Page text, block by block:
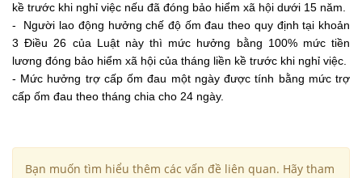
kề trước khi nghỉ việc nếu đã đóng bảo hiểm xã hội dưới 15 năm.
- Người lao động hưởng chế độ ốm đau theo quy định tại khoản
3 Điều 26 của Luật này thì mức hưởng bằng 100% mức tiền
lương đóng bảo hiểm xã hội của tháng liền kề trước khi nghỉ việc.
- Mức hưởng trợ cấp ốm đau một ngày được tính bằng mức trợ
cấp ốm đau theo tháng chia cho 24 ngày.
Bạn muốn tìm hiểu thêm các vấn đề liên quan. Hãy tham